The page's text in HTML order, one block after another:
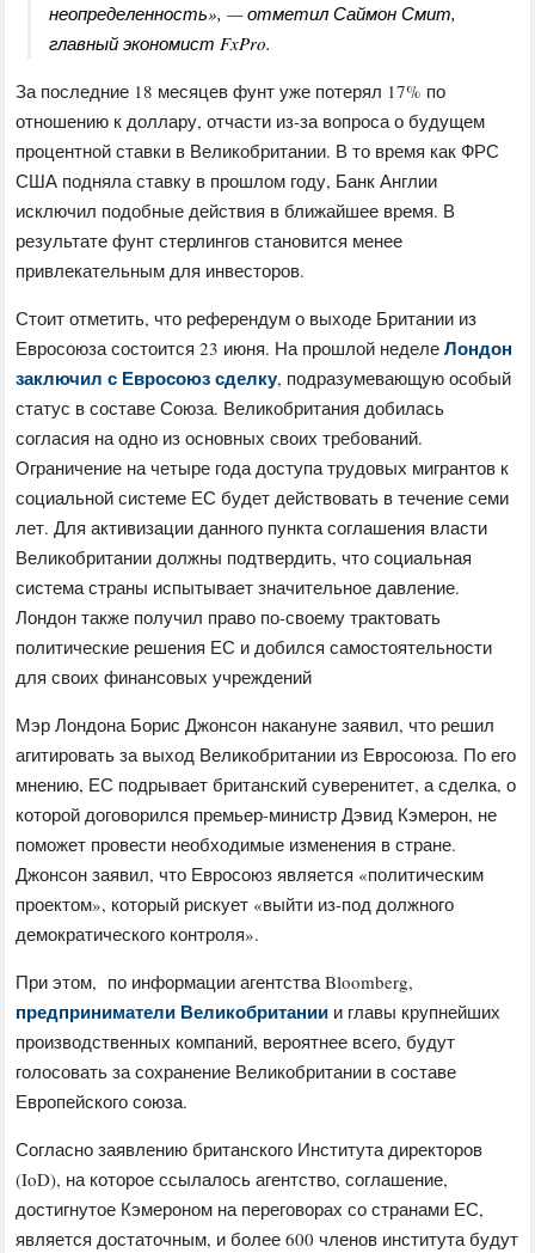
неопределенность», — отметил Саймон Смит,
главный экономист FxPro.
За последние 18 месяцев фунт уже потерял 17% по
отношению к доллару, отчасти из-за вопроса о будущем
процентной ставки в Великобритании. В то время как ФРС
США подняла ставку в прошлом году, Банк Англии
исключил подобные действия в ближайшее время. В
результате фунт стерлингов становится менее
привлекательным для инвесторов.
Стоит отметить, что референдум о выходе Британии из
Евросоюза состоится 23 июня. На прошлой неделеЛондон
заключил с Евросоюз сделку, подразумевающую особый
статус в составе Союза. Великобритания добилась
согласия на одно из основных своих требований.
Ограничение на четыре года доступа трудовых мигрантов к
социальной системе ЕС будет действовать в течение семи
лет. Для активизации данного пункта соглашения власти
Великобритании должны подтвердить, что социальная
система страны испытывает значительное давление.
Лондон также получил право по-своему трактовать
политические решения ЕС и добился самостоятельности
для своих финансовых учреждений
Мэр Лондона Борис Джонсон накануне заявил, что решил
агитировать за выход Великобритании из Евросоюза. По его
мнению, ЕС подрывает британский суверенитет, а сделка, о
которой договорился премьер-министр Дэвид Кэмерон, не
поможет провести необходимые изменения в стране.
Джонсон заявил, что Евросоюз является «политическим
проектом», который рискует «выйти из-под должного
демократического контроля».
При этом, по информации агентства Bloomberg,
предприниматели Великобритании и главы крупнейших
производственных компаний, вероятнее всего, будут
голосовать за сохранение Великобритании в составе
Европейского союза.
Согласно заявлению британского Института директоров
(IoD), на которое ссылалось агентство, соглашение,
достигнутое Кэмероном на переговорах со странами ЕС,
является достаточным, и более 600 членов института будут